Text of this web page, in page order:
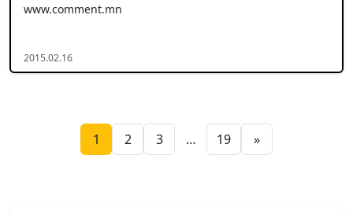
www.comment.mn
2015.02.16
1 2 3 … 19 »